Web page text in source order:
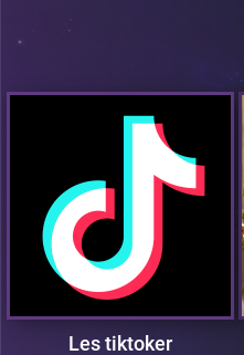
Les tiktoker